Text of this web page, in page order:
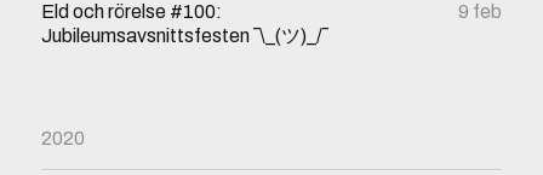
Eld och rörelse #100:
Jubileumsavsnittsfesten ¯\_(ツ)_/¯
9 feb
2020